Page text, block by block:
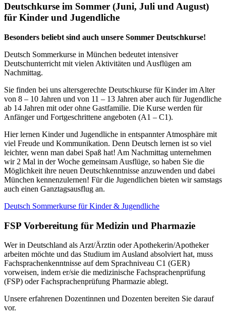
Deutschkurse im Sommer (Juni, Juli und August)
für Kinder und Jugendliche
Besonders beliebt sind auch unsere Sommer Deutschkurse!
Deutsch Sommerkurse in München bedeutet intensiver
Deutschunterricht mit vielen Aktivitäten und Ausflügen am
Nachmittag.
Sie finden bei uns altersgerechte Deutschkurse für Kinder im Alter
von 8 – 10 Jahren und von 11 – 13 Jahren aber auch für Jugendliche
ab 14 Jahren mit oder ohne Gastfamilie. Die Kurse werden für
Anfänger und Fortgeschrittene angeboten (A1 – C1).
Hier lernen Kinder und Jugendliche in entspannter Atmosphäre mit
viel Freude und Kommunikation. Denn Deutsch lernen ist so viel
leichter, wenn man dabei Spaß hat! Am Nachmittag unternehmen
wir 2 Mal in der Woche gemeinsam Ausflüge, so haben Sie die
Möglichkeit ihre neuen Deutschkenntnisse anzuwenden und dabei
München kennenzulernen! Für die Jugendlichen bieten wir samstags
auch einen Ganztagsausflug an.
Deutsch Sommerkurse für Kinder & Jugendliche
FSP Vorbereitung für Medizin und Pharmazie
Wer in Deutschland als Arzt/Ärztin oder Apothekerin/Apotheker
arbeiten möchte und das Studium im Ausland absolviert hat, muss
Fachsprachenkenntnisse auf dem Sprachniveau C1 (GER)
vorweisen, indem er/sie die medizinische Fachsprachenprüfung
(FSP) oder Fachsprachenprüfung Pharmazie ablegt.
Unsere erfahrenen Dozentinnen und Dozenten bereiten Sie darauf
vor.